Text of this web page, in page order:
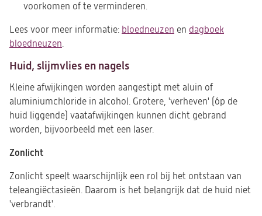
voorkomen of te verminderen.
Lees voor meer informatie: bloedneuzen en dagboek
bloedneuzen
Huid, slijmvlies en nagels
Kleine afwijkingen worden aangestipt met aluin of
aluminiumchloride in alcohol. Grotere, 'verheven' (óp de
huid liggende) vaatafwijkingen kunnen dicht gebrand
worden, bijvoorbeeld met een laser.
Zonlicht
Zonlicht speelt waarschijnlijk een rol bij het ontstaan van
teleangiëctasieën. Daarom is het belangrijk dat de huid niet
'verbrandt'.